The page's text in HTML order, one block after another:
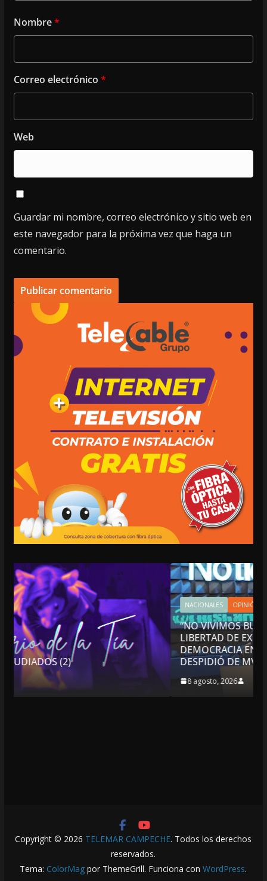
Nombre*
Correo electrónico *
Web
Guardar mi nombre, correo electrónico y sitio web en
este navegador para la próxima vez que haga un
comentario.
NACIONALES OPINIÓN
“NO VIVIMOS BUENOS TIEMPOS PARA LA
LIBERTAD DE EXPRESIÓN NI PARA LA
DEMOCRACIA EN MÉXICO”: LUIS CÁRDENAS; SE
DESPIDIÓ DE MVS
8 agosto, 2026
Copyright © 2026 TELEMAR CAMPECHE. Todos los derechos
reservados.
Tema: ColorMag por ThemeGrill. Funciona conWordPress.